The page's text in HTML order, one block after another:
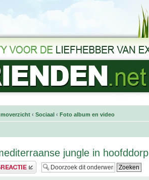
‹ Sociaal ‹ Foto album en video
jungle in hoofddorp
reactie